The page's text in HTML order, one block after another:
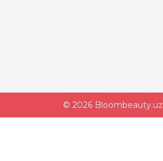
© 2026 Bloombeauty.uz